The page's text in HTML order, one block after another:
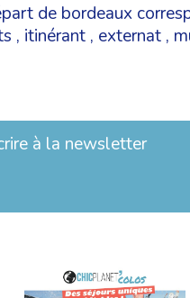
de bordeaux
, itinérant , externat ,
à la newsletter